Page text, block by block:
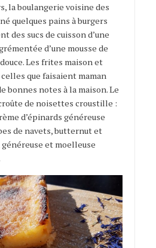
la boulangerie voisine des
quelques pains à burgers
des sucs de cuisson d’une
d’une mousse de
Les frites maison et
que faisaient maman
bonnes notes à la maison. Le
de noisettes croustille :
d’épinards généreuse
de navets, butternut et
et moelleuse